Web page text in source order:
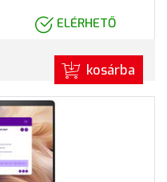
ELÉRHETŐ
kosárba